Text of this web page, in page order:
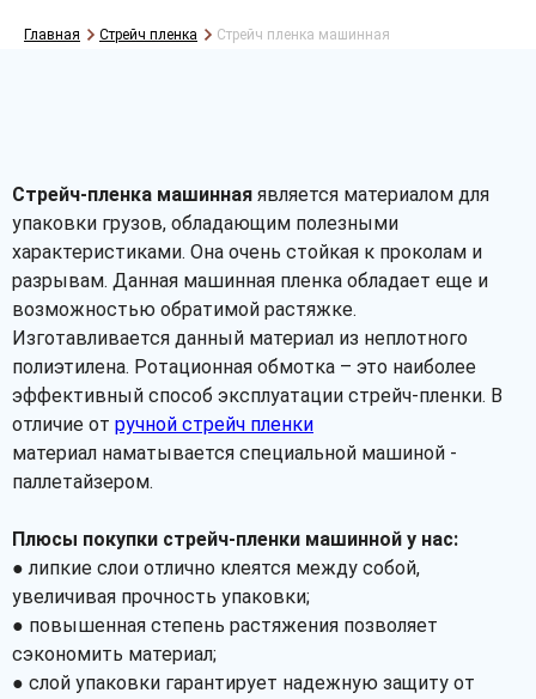
Главная Стрейч пленка Стрейч пленка машинная
Стрейч-пленка машинная является материалом для
упаковки грузов, обладающим полезными
характеристиками. Она очень стойкая к проколам и
разрывам. Данная машинная пленка обладает еще и
возможностью обратимой растяжке.
Изготавливается данный материал из неплотного
полиэтилена. Ротационная обмотка – это наиболее
эффективный способ эксплуатации стрейч-пленки. В
отличие от ручной стрейч пленки
материал наматывается специальной машиной -
паллетайзером.
Плюсы покупки стрейч-пленки машинной у нас:
● липкие слои отлично клеятся между собой,
увеличивая прочность упаковки;
● повышенная степень растяжения позволяет
сэкономить материал;
● слой упаковки гарантирует надежную защиту от